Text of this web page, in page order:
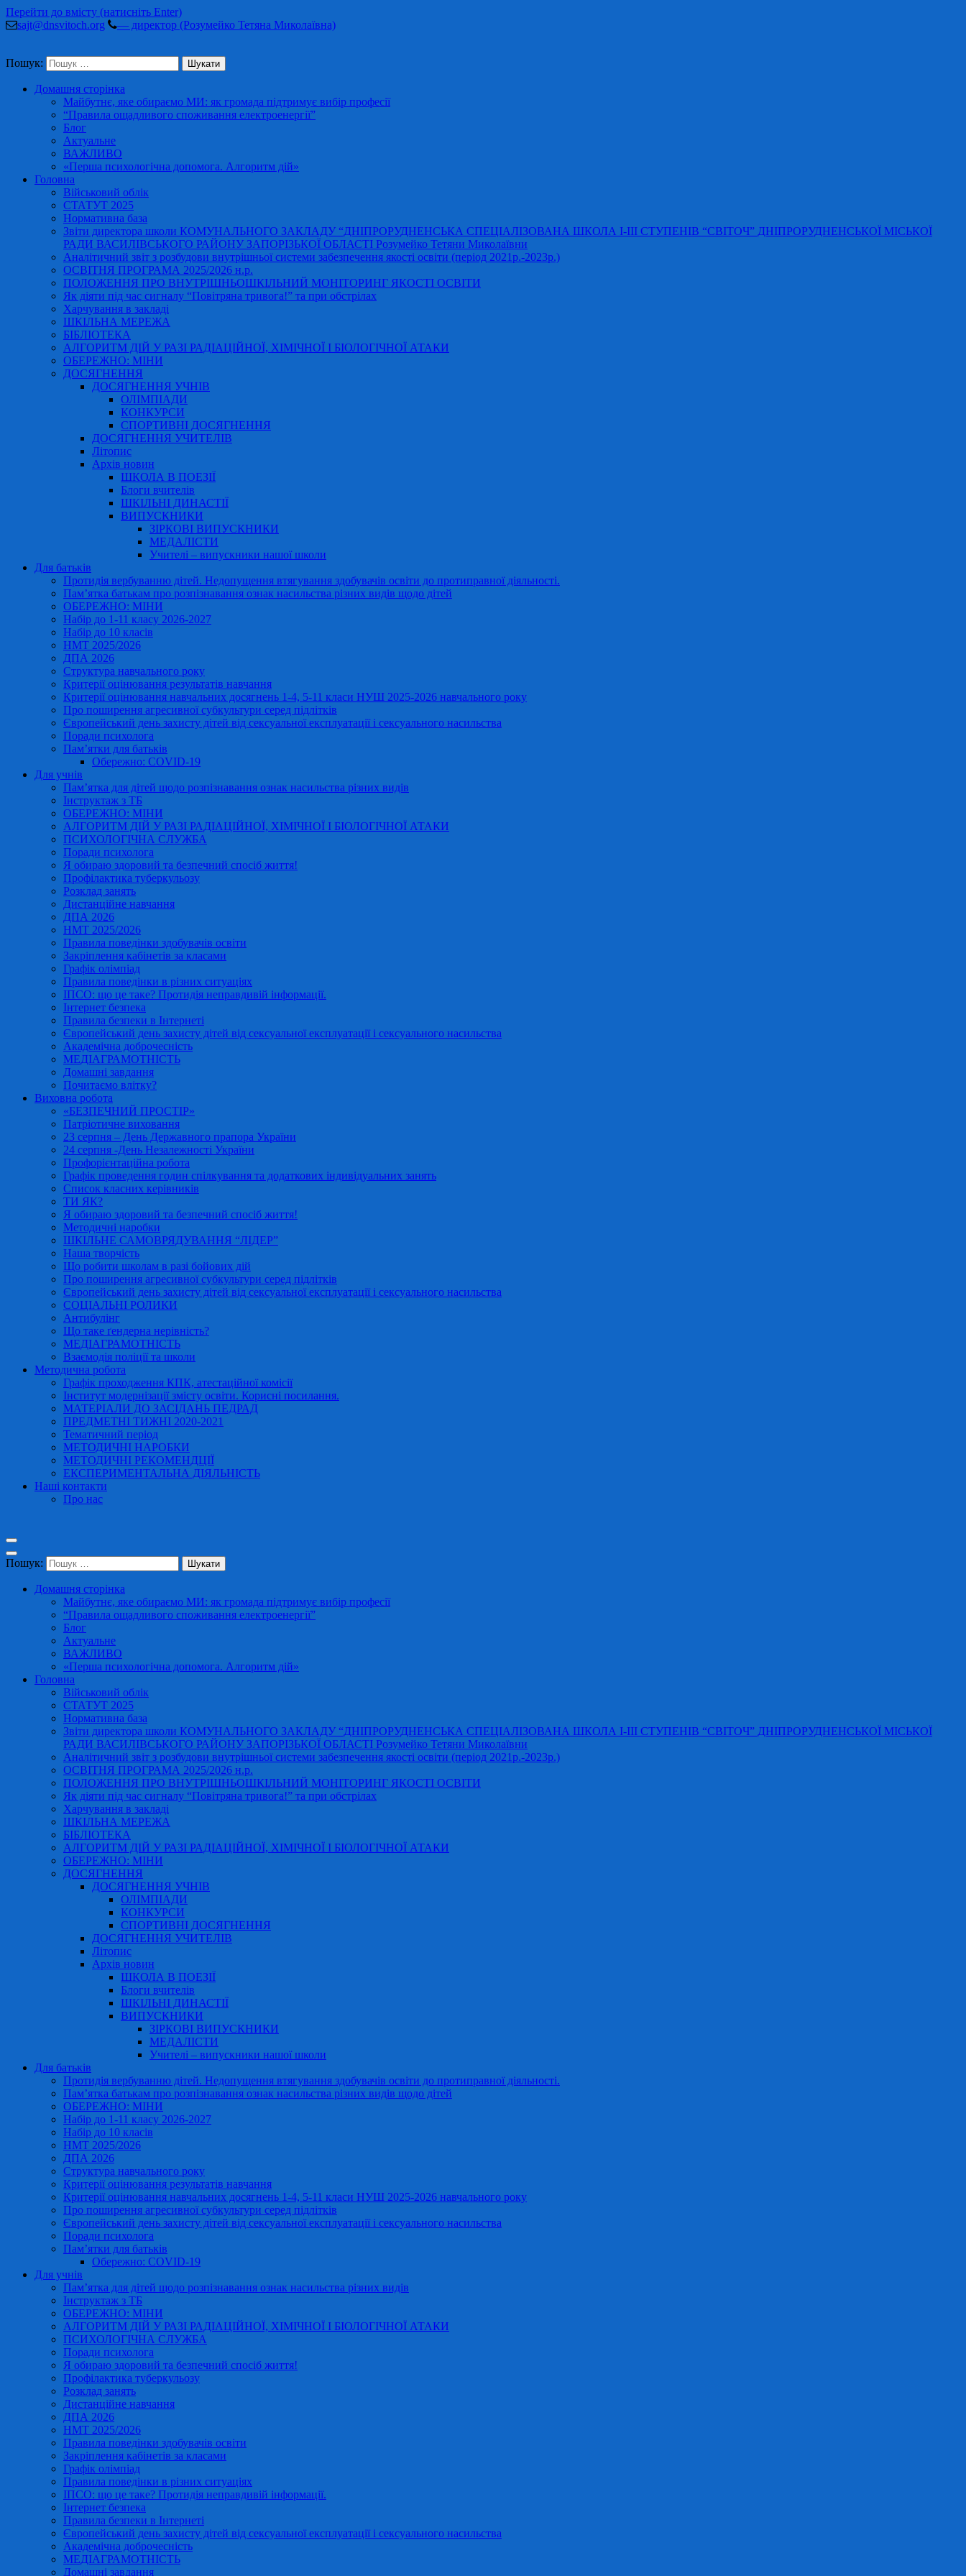
Перейти до вмісту (натисніть Enter)
sajt@dnsvitoch.org
— директор (Розумейко Тетяна Миколаївна)
Пошук:
Домашня сторінка
Майбутнє, яке обираємо МИ: як громада підтримує вибір професії
“Правила ощадливого споживання електроенергії”
Блог
Актуальне
ВАЖЛИВО
«Перша психологічна допомога. Алгоритм дій»
Головна
Військовий облік
СТАТУТ 2025
Нормативна база
Звіти директора школи КОМУНАЛЬНОГО ЗАКЛАДУ “ДНІПРОРУДНЕНСЬКА СПЕЦІАЛІЗОВАНА ШКОЛА І-ІІІ СТУПЕНІВ “СВІТОЧ” ДНІПРОРУДНЕНСЬКОЇ МІСЬКОЇ
РАДИ ВАСИЛІВСЬКОГО РАЙОНУ ЗАПОРІЗЬКОЇ ОБЛАСТІ Розумейко Тетяни Миколаївни
Аналітичний звіт з розбудови внутрішньої системи забезпечення якості освіти (період 2021р.-2023р.)
ОСВІТНЯ ПРОГРАМА 2025/2026 н.р.
ПОЛОЖЕННЯ ПРО ВНУТРІШНЬОШКІЛЬНИЙ МОНІТОРИНГ ЯКОСТІ ОСВІТИ
Як діяти під час сигналу “Повітряна тривога!” та при обстрілах
Харчування в закладі
ШКІЛЬНА МЕРЕЖА
БІБЛІОТЕКА
АЛГОРИТМ ДІЙ У РАЗІ РАДІАЦІЙНОЇ, ХІМІЧНОЇ І БІОЛОГІЧНОЇ АТАКИ
ОБЕРЕЖНО: МІНИ
ДОСЯГНЕННЯ
ДОСЯГНЕННЯ УЧНІВ
ОЛІМПІАДИ
КОНКУРСИ
СПОРТИВНІ ДОСЯГНЕННЯ
ДОСЯГНЕННЯ УЧИТЕЛІВ
Літопис
Архів новин
ШКОЛА В ПОЕЗІЇ
Блоги вчителів
ШКІЛЬНІ ДИНАСТІЇ
ВИПУСКНИКИ
ЗІРКОВІ ВИПУСКНИКИ
МЕДАЛІСТИ
Учителі – випускники нашої школи
Для батьків
Протидія вербуванню дітей. Недопущення втягування здобувачів освіти до протиправної діяльності.
Пам’ятка батькам про розпізнавання ознак насильства різних видів щодо дітей
ОБЕРЕЖНО: МІНИ
Набір до 1-11 класу 2026-2027
Набір до 10 класів
НМТ 2025/2026
ДПА 2026
Структура навчального року
Критерії оцінювання результатів навчання
Критерії оцінювання навчальних досягнень 1-4, 5-11 класи НУШ 2025-2026 навчального року
Про поширення агресивної субкультури серед підлітків
Європейський день захисту дітей від сексуальної експлуатації і сексуального насильства
Поради психолога
Пам’ятки для батьків
Обережно: COVID-19
Для учнів
Пам’ятка для дітей щодо розпізнавання ознак насильства різних видів
Інструктаж з ТБ
ОБЕРЕЖНО: МІНИ
АЛГОРИТМ ДІЙ У РАЗІ РАДІАЦІЙНОЇ, ХІМІЧНОЇ І БІОЛОГІЧНОЇ АТАКИ
ПСИХОЛОГІЧНА СЛУЖБА
Поради психолога
Я обираю здоровий та безпечний спосіб життя!
Профілактика туберкульозу
Розклад занять
Дистанційне навчання
ДПА 2026
НМТ 2025/2026
Правила поведінки здобувачів освіти
Закріплення кабінетів за класами
Графік олімпіад
Правила поведінки в різних ситуаціях
ІПСО: що це таке? Протидія неправдивій інформації.
Інтернет безпека
Правила безпеки в Інтернеті
Європейський день захисту дітей від сексуальної експлуатації і сексуального насильства
Академічна доброчесність
МЕДІАГРАМОТНІСТЬ
Домашні завдання
Почитаємо влітку?
Виховна робота
«БЕЗПЕЧНИЙ ПРОСТІР»
Патріотичне виховання
23 серпня – День Державного прапора України
24 серпня -День Незалежності України
Профорієнтаційна робота
Графік проведення годин спілкування та додаткових індивідуальних занять
Список класних керівників
ТИ ЯК?
Я обираю здоровий та безпечний спосіб життя!
Методичні наробки
ШКІЛЬНЕ САМОВРЯДУВАННЯ “ЛІДЕР”
Наша творчість
Що робити школам в разі бойових дій
Про поширення агресивної субкультури серед підлітків
Європейський день захисту дітей від сексуальної експлуатації і сексуального насильства
СОЦІАЛЬНІ РОЛИКИ
Антибулінг
Що таке ґендерна нерівність?
МЕДІАГРАМОТНІСТЬ
Взаємодія поліції та школи
Методична робота
Графік проходження КПК, атестаційної комісії
Інститут модернізації змісту освіти. Корисні посилання.
МАТЕРІАЛИ ДО ЗАСІДАНЬ ПЕДРАД
ПРЕДМЕТНІ ТИЖНІ 2020-2021
Тематичний період
МЕТОДИЧНІ НАРОБКИ
МЕТОДИЧНІ РЕКОМЕНДЦІЇ
ЕКСПЕРИМЕНТАЛЬНА ДІЯЛЬНІСТЬ
Наші контакти
Про нас
Пошук:
Домашня сторінка
Майбутнє, яке обираємо МИ: як громада підтримує вибір професії
“Правила ощадливого споживання електроенергії”
Блог
Актуальне
ВАЖЛИВО
«Перша психологічна допомога. Алгоритм дій»
Головна
Військовий облік
СТАТУТ 2025
Нормативна база
Звіти директора школи КОМУНАЛЬНОГО ЗАКЛАДУ “ДНІПРОРУДНЕНСЬКА СПЕЦІАЛІЗОВАНА ШКОЛА І-ІІІ СТУПЕНІВ “СВІТОЧ” ДНІПРОРУДНЕНСЬКОЇ МІСЬКОЇ
РАДИ ВАСИЛІВСЬКОГО РАЙОНУ ЗАПОРІЗЬКОЇ ОБЛАСТІ Розумейко Тетяни Миколаївни
Аналітичний звіт з розбудови внутрішньої системи забезпечення якості освіти (період 2021р.-2023р.)
ОСВІТНЯ ПРОГРАМА 2025/2026 н.р.
ПОЛОЖЕННЯ ПРО ВНУТРІШНЬОШКІЛЬНИЙ МОНІТОРИНГ ЯКОСТІ ОСВІТИ
Як діяти під час сигналу “Повітряна тривога!” та при обстрілах
Харчування в закладі
ШКІЛЬНА МЕРЕЖА
БІБЛІОТЕКА
АЛГОРИТМ ДІЙ У РАЗІ РАДІАЦІЙНОЇ, ХІМІЧНОЇ І БІОЛОГІЧНОЇ АТАКИ
ОБЕРЕЖНО: МІНИ
ДОСЯГНЕННЯ
ДОСЯГНЕННЯ УЧНІВ
ОЛІМПІАДИ
КОНКУРСИ
СПОРТИВНІ ДОСЯГНЕННЯ
ДОСЯГНЕННЯ УЧИТЕЛІВ
Літопис
Архів новин
ШКОЛА В ПОЕЗІЇ
Блоги вчителів
ШКІЛЬНІ ДИНАСТІЇ
ВИПУСКНИКИ
ЗІРКОВІ ВИПУСКНИКИ
МЕДАЛІСТИ
Учителі – випускники нашої школи
Для батьків
Протидія вербуванню дітей. Недопущення втягування здобувачів освіти до протиправної діяльності.
Пам’ятка батькам про розпізнавання ознак насильства різних видів щодо дітей
ОБЕРЕЖНО: МІНИ
Набір до 1-11 класу 2026-2027
Набір до 10 класів
НМТ 2025/2026
ДПА 2026
Структура навчального року
Критерії оцінювання результатів навчання
Критерії оцінювання навчальних досягнень 1-4, 5-11 класи НУШ 2025-2026 навчального року
Про поширення агресивної субкультури серед підлітків
Європейський день захисту дітей від сексуальної експлуатації і сексуального насильства
Поради психолога
Пам’ятки для батьків
Обережно: COVID-19
Для учнів
Пам’ятка для дітей щодо розпізнавання ознак насильства різних видів
Інструктаж з ТБ
ОБЕРЕЖНО: МІНИ
АЛГОРИТМ ДІЙ У РАЗІ РАДІАЦІЙНОЇ, ХІМІЧНОЇ І БІОЛОГІЧНОЇ АТАКИ
ПСИХОЛОГІЧНА СЛУЖБА
Поради психолога
Я обираю здоровий та безпечний спосіб життя!
Профілактика туберкульозу
Розклад занять
Дистанційне навчання
ДПА 2026
НМТ 2025/2026
Правила поведінки здобувачів освіти
Закріплення кабінетів за класами
Графік олімпіад
Правила поведінки в різних ситуаціях
ІПСО: що це таке? Протидія неправдивій інформації.
Інтернет безпека
Правила безпеки в Інтернеті
Європейський день захисту дітей від сексуальної експлуатації і сексуального насильства
Академічна доброчесність
МЕДІАГРАМОТНІСТЬ
Домашні завдання